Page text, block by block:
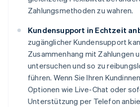
Zahlungsmethoden zu wahren.
Kundensupport in Echtzeit
zugänglicher Kundensupport
Zusammenhang mit Zahlungen
untersuchen und so zu
führen. Wenn Sie Ihren
Optionen wie Live-Chat oder
Unterstützung per Telefon